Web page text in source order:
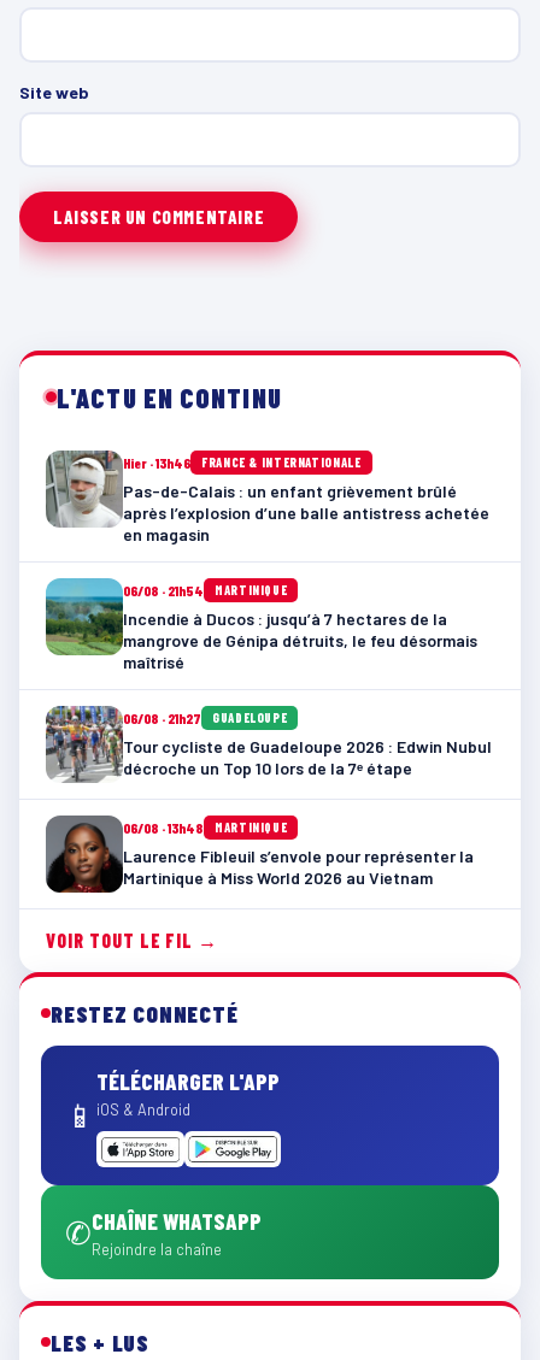
Site web
L'ACTU EN CONTINU
Hier · 13h46 FRANCE & INTERNATIONALE
Pas-de-Calais : un enfant grièvement brûlé
après l’explosion d’une balle antistress achetée
en magasin
06/08 · 21h54 MARTINIQUE
Incendie à Ducos : jusqu’à 7 hectares de la
mangrove de Génipa détruits, le feu désormais
maîtrisé
06/08 · 21h27 GUADELOUPE
Tour cycliste de Guadeloupe 2026 : Edwin Nubul
décroche un Top 10 lors de la 7ᵉ étape
06/08 · 13h48 MARTINIQUE
Laurence Fibleuil s’envole pour représenter la
Martinique à Miss World 2026 au Vietnam
VOIR TOUT LE FIL →
RESTEZ CONNECTÉ
📱
TÉLÉCHARGER L'APP
iOS & Android
✆CHAÎNE WHATSAPP
Rejoindre la chaîne
LES + LUS